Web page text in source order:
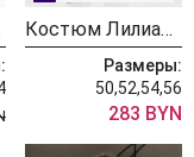
Костюм Лилиана 1556 бургунди
Размеры:
50,52,54,56
283 BYN